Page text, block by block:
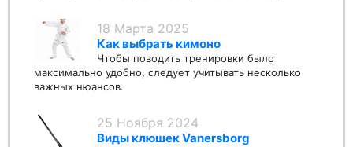
18 Марта 2025
Как выбрать кимоно
Чтобы поводить тренировки было
максимально удобно, следует учитывать несколько
важных нюансов.
25 Ноября 2024
Виды клюшек Vanersborg